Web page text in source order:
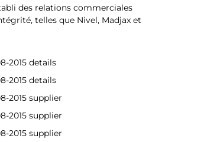
des relations commerciales
telles que Nivel, Madjax et